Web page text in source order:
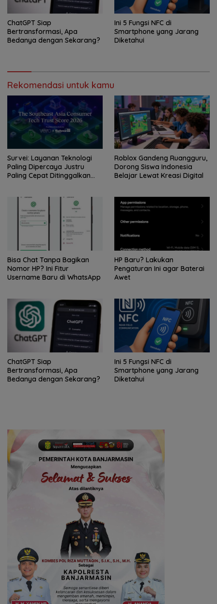
ChatGPT Siap
Bertransformasi, Apa
Bedanya dengan Sekarang?
Ini 5 Fungsi NFC di
Smartphone yang Jarang
Diketahui
Rekomendasi untuk kamu
Survei: Layanan Teknologi
Paling Dipercaya Justru
Paling Cepat Ditinggalkan
Roblox Gandeng Ruangguru,
Dorong Siswa Indonesia
Belajar Lewat Kreasi Digital
Bisa Chat Tanpa Bagikan
Nomor HP? Ini Fitur
Username Baru di WhatsApp
HP Baru? Lakukan
Pengaturan Ini agar Baterai
Awet
ChatGPT Siap
Bertransformasi, Apa
Bedanya dengan Sekarang?
Ini 5 Fungsi NFC di
Smartphone yang Jarang
Diketahui